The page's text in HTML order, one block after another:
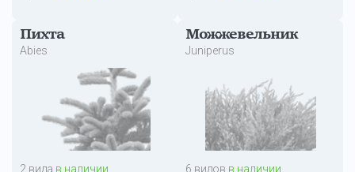
Пихта
Abies
2 вида в наличии
Можжевельник
Juniperus
6 видов в наличии